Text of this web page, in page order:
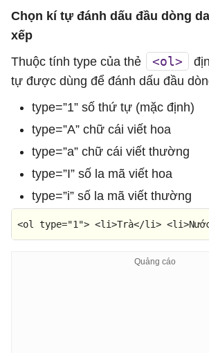
Chọn kí tự đánh dấu đầu dòng
xếp
Thuộc tính type của thẻ
<ol>
tự được dùng để đánh dấu đầu
type=”1” số thứ tự (mặc định)
type=”A” chữ cái viết hoa
type=”a” chữ cái viết thường
type=”I” số la mã viết hoa
type=”i” số la mã viết thường
<ol type="1"> <li>Trà</li> <li>